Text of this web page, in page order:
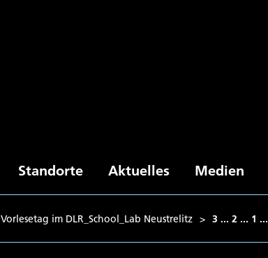
Standorte Aktuelles Medien
Vorlesetag im DLR_School_Lab Neustrelitz > 3 ... 2 ... 1 ...